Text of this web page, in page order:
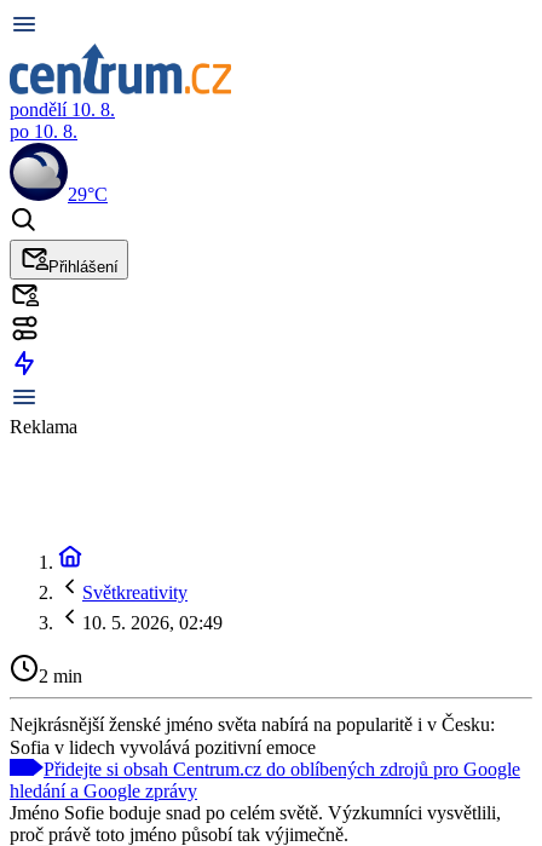
pondělí 10. 8.
po 10. 8.
29°C
Přihlášení
Reklama
Světkreativity
10. 5. 2026, 02:49
2 min
Nejkrásnější ženské jméno světa nabírá na popularitě i v Česku:
Sofia v lidech vyvolává pozitivní emoce
Přidejte si obsah Centrum.cz do oblíbených zdrojů pro Google
hledání a Google zprávy
Jméno Sofie boduje snad po celém světě. Výzkumníci vysvětlili,
proč právě toto jméno působí tak výjimečně.